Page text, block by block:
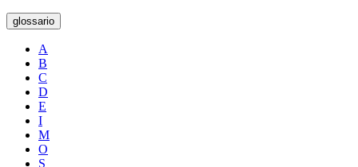
glossario
A
B
C
D
E
I
M
O
S